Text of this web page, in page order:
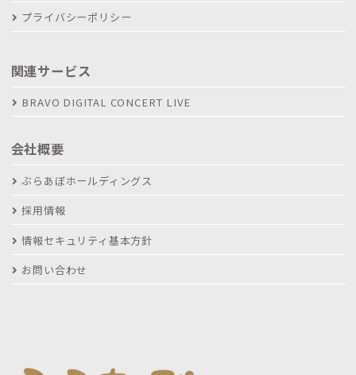
プライバシーポリシー
関連サービス
BRAVO DIGITAL CONCERT LIVE
会社概要
ぶらあぼホールディングス
採用情報
情報セキュリティ基本方針
お問い合わせ